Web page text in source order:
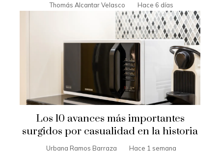
Thomás Alcantar Velasco Hace 6 días
Los 10 avances más importantes
surgidos por casualidad en la historia
Urbana Ramos Barraza Hace 1 semana